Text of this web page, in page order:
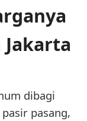
dibagi
pasang,